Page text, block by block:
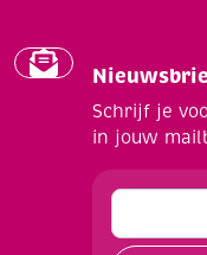
Schrijf je
in jouw